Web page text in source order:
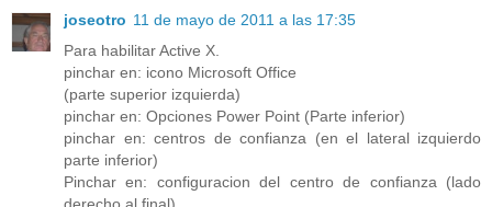
joseotro 11 de mayo de 2011 a las 17:35
Para habilitar Active X.
pinchar en: icono Microsoft Office
(parte superior izquierda)
pinchar en: Opciones Power Point (Parte inferior)
pinchar en: centros de confianza (en el lateral izquierdo
parte inferior)
Pinchar en: configuracion del centro de confianza (lado